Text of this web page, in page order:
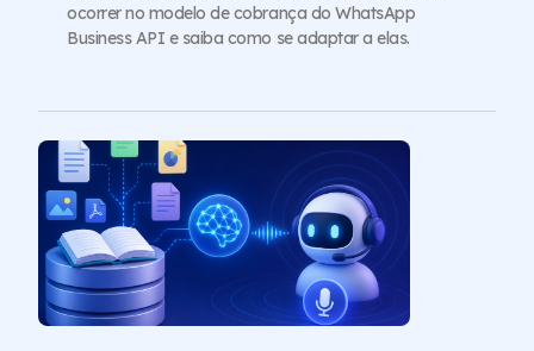
ocorrer no modelo de cobrança do WhatsApp
Business API e saiba como se adaptar a elas.